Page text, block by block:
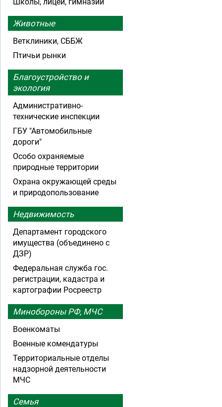
Животные
Ветклиники, СББЖ
Птичьи рынки
Благоустройство и
экология
Административно-
технические инспекции
ГБУ "Автомобильные
дороги"
Особо охраняемые
природные территории
Охрана окружающей среды
и природопользование
Недвижимость
Департамент городского
имущества (объединено с
ДЗР)
Федеральная служба гос.
регистрации, кадастра и
картографии Росреестр
Минобороны РФ, МЧС
Военкоматы
Военные комендатуры
Территориальные отделы
надзорной деятельности
МЧС
Семья